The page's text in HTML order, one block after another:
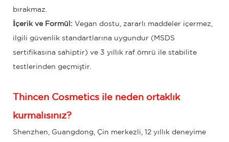
bırakmaz.
İçerik ve Formül: Vegan dostu, zararlı maddeler içermez,
ilgili güvenlik standartlarına uygundur (MSDS
sertifikasına sahiptir) ve 3 yıllık raf ömrü ile stabilite
testlerinden geçmiştir.
Thincen Cosmetics ile neden ortaklık
kurmalısınız?
Shenzhen, Guangdong, Çin merkezli, 12 yıllık deneyime